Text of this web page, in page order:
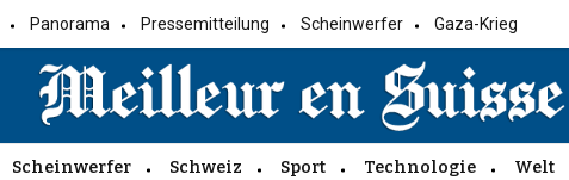
Panorama Pressemitteilung Scheinwerfer Gaza-Krieg
Scheinwerfer Schweiz Sport Technologie Welt